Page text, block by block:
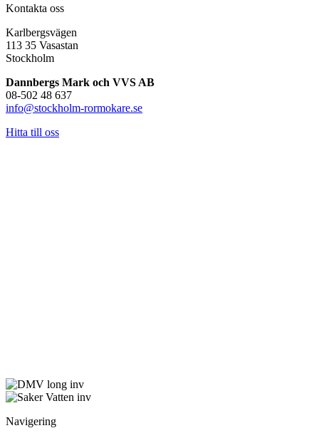
Kontakta oss
Karlbergsvägen
113 35 Vasastan
Stockholm
Dannbergs Mark och VVS AB
08-502 48 637
info@stockholm-rormokare.se
Hitta till oss
Navigering